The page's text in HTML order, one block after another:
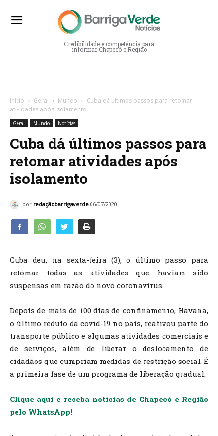
Barriga Verde Notícias
Credibilidade e competência para
informar Chapecó e Região
Início Geral Mundo
Cuba dá últimos passos para retomar
atividades após isolamento
Geral Mundo Notícias
Cuba dá últimos passos para
retomar atividades após
isolamento
por redaçãobarrigaverde 06/07/2020
Cuba deu, na sexta-feira (3), o último passo para
retomar todas as atividades que haviam sido
suspensas em razão do novo coronavírus.
Depois de mais de 100 dias de confinamento, Havana,
o último reduto da covid-19 no país, reativou parte do
transporte público e algumas atividades comerciais e
de serviços, além de liberar o deslocamento de
cidadãos que cumpriam medidas de restrição social. É
a primeira fase de um programa de liberação gradual.
Clique aqui e receba notícias de Chapecó e Região
pelo WhatsApp!